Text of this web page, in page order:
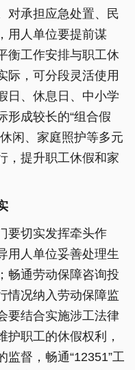
对承担应急处置、民
用人单位要提前谋
衡工作安排与职工休
际，可分段灵活使用
日、休息日、中小学
形成较长的“组合假
闲、家庭照护等多元
，提升职工休假和家
切实发挥牵头作
用人单位妥善处理生
畅通劳动保障咨询投
情况纳入劳动保障监
要结合实施涉工法律
护职工的休假权利，
督，畅通“12351”工